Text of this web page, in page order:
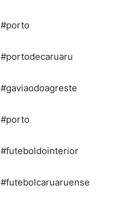
#porto
#portodecaruaru
#gaviaodoagreste
#porto
#futeboldointerior
#futebolcaruaruense